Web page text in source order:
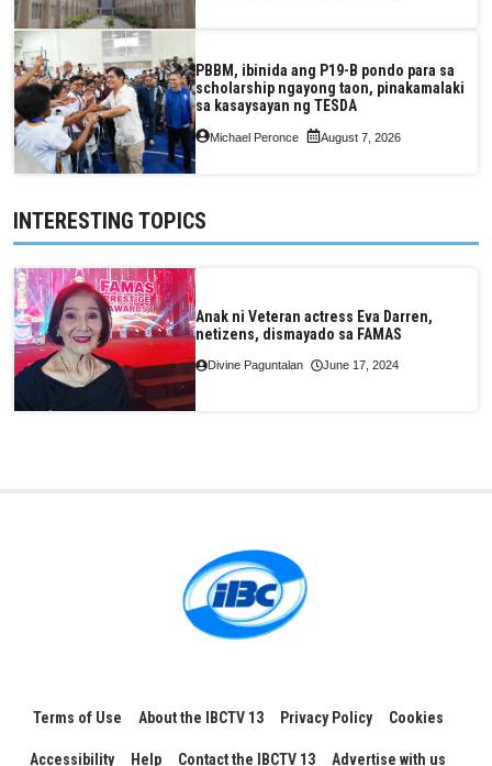
PBBM, ibinida ang P19-B pondo para sa
scholarship ngayong taon, pinakamalaki
sa kasaysayan ng TESDA
Michael Peronce August 7, 2026
INTERESTING TOPICS
Anak ni Veteran actress Eva Darren,
netizens, dismayado sa FAMAS
Divine Paguntalan June 17, 2024
Terms of Use About the IBCTV 13 Privacy Policy Cookies
Accessibility Help Contact the IBCTV 13 Advertise with us